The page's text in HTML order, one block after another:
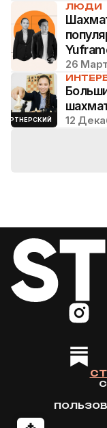
ЛЮДИ
26
ПАРТНЕРСКИЙ 12